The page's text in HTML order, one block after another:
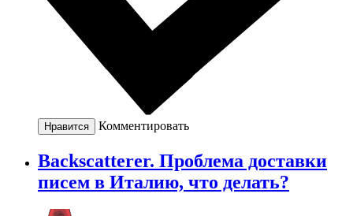
Нравится Комментировать
Backscatterer. Проблема доставки
писем в Италию, что делать?